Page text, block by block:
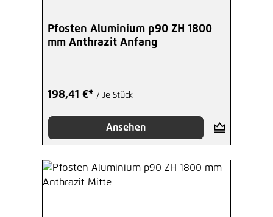
Pfosten Aluminium p90 ZH 1800
mm Anthrazit Anfang
198,41 €* / Je Stück
Ansehen